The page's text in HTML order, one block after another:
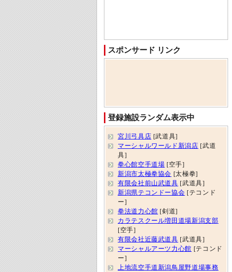
スポンサード リンク
登録施設ランダム表示中
宮川弓具店 [武道具]
マーシャルワールド新潟店 [武道
具]
拳心館空手道場 [空手]
新潟市太極拳協会 [太極拳]
有限会社前山武道具 [武道具]
新潟県テコンドー協会 [テコンド
ー]
拳法道力心館 [剣道]
カラテスクール増田道場新潟支部
[空手]
有限会社近藤武道具 [武道具]
マーシャルアーツ力心館 [テコンド
ー]
上地流空手道新潟鳥屋野道場事務